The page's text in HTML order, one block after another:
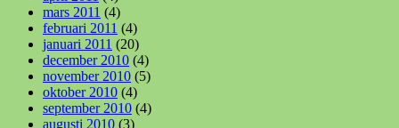
mars 2011 (4)
februari 2011 (4)
januari 2011 (20)
december 2010 (4)
november 2010 (5)
oktober 2010 (4)
september 2010 (4)
augusti 2010 (3)